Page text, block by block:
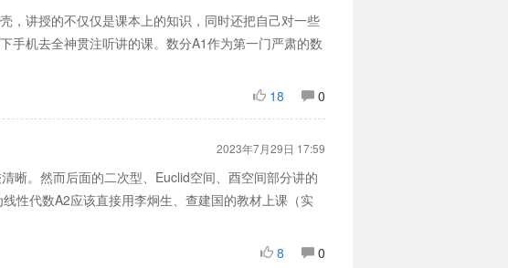
，讲授的不仅仅是课本上的知识，同时还把自己对一些
手机去全神贯注听讲的课。数分A1作为第一门严肃的数
18
0
2023年7月29日 17:59
晰。然而后面的二次型、Euclid空间、酉空间部分讲的
性代数A2应该直接用李炯生、查建国的教材上课（实
8
0